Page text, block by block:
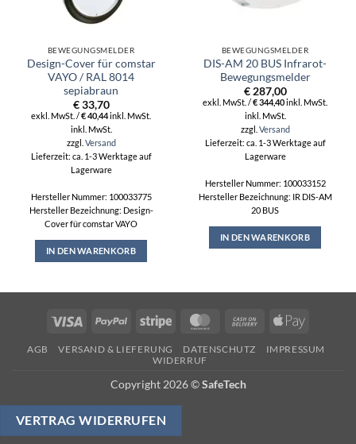
BEWEGUNGSMELDER
Design-Cover für comstar
VAYO / RAL 8014
sepiabraun
€33,70
exkl. MwSt. /€40,44inkl. MwSt.
inkl. MwSt.
zzgl. Versand
Lieferzeit: ca. 1-3 Werktage auf
Lagerware
Hersteller Nummer: 100033775
Hersteller Bezeichnung: Design-
Cover für comstar VAYO
IN DEN WARENKORB
BEWEGUNGSMELDER
DIS-AM 20 BUS Infrarot-
Bewegungsmelder
€287,00
exkl. MwSt. /€344,40inkl. MwSt.
inkl. MwSt.
zzgl. Versand
Lieferzeit: ca. 1-3 Werktage auf
Lagerware
Hersteller Nummer: 100033152
Hersteller Bezeichnung: IR DIS-AM
20 BUS
IN DEN WARENKORB
Visa PayPal Stripe MasterCardCash
Delivery
Apple
AGB VERSAND & LIEFERUNG DATENSCHUTZ
IMPRESSUM
WIDERRUF
Copyright 2026 ©SafeTech
VERTRAG WIDERRUFEN